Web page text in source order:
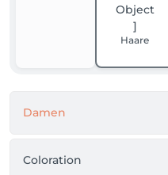
Haare
Damen
Coloration